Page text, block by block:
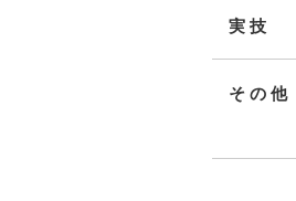
実 技
そ の 他